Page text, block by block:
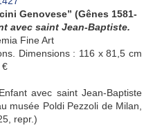
Genovese” (Gênes 1581-
avec saint Jean-Baptiste.
Fine Art
Dimensions : 116 x 81,5 cm
€
avec saint Jean-Baptiste
musée Poldi Pezzoli de Milan,
repr.)